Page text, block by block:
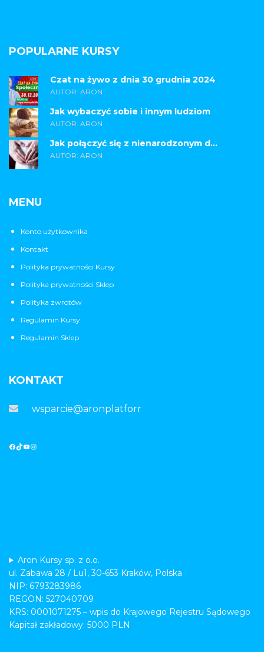
POPULARNE KURSY
Czat na żywo z dnia 30 grudnia 2024
AUTOR: ARON
Jak wybaczyć sobie i innym ludziom
AUTOR: ARON
Jak połączyć się z nienarodzonym d...
AUTOR: ARON
MENU
Konto użytkownika
Kontakt
Polityka prywatności Kursy
Polityka prywatności Sklep
Polityka zwrotów
Regulamin Kursy
Regulamin Sklep
KONTAKT
wsparcie@aronplatforma.pl
Aron Kursy sp. z o.o.
ul. Zabawa 28 / Lu1, 30-653 Kraków, Polska
NIP: 6793283986
REGON: 527040709
KRS: 0001071275 – wpis do Krajowego Rejestru Sądowego
Kapitał zakładowy: 5000 PLN